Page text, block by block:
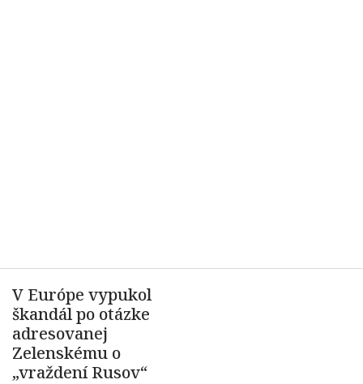
V Európe vypukol
škandál po otázke
adresovanej
Zelenskému o
„vraždení Rusov“